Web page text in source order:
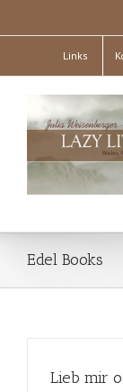
Links
Edel Books
Lieb mir